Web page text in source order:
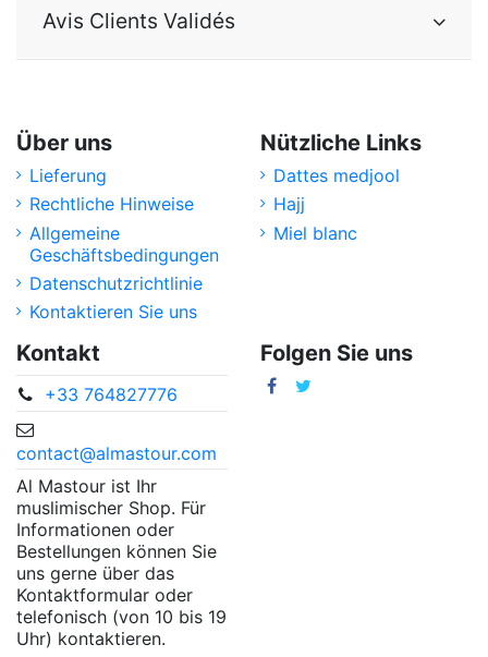
Avis Clients Validés
Über uns
Lieferung
Rechtliche Hinweise
Allgemeine
Geschäftsbedingungen
Datenschutzrichtlinie
Kontaktieren Sie uns
Nützliche Links
Dattes medjool
Hajj
Miel blanc
Kontakt
+33 764827776
contact@almastour.com
Al Mastour ist Ihr
muslimischer Shop. Für
Informationen oder
Bestellungen können Sie
uns gerne über das
Kontaktformular oder
telefonisch (von 10 bis 19
Uhr) kontaktieren.
Folgen Sie uns